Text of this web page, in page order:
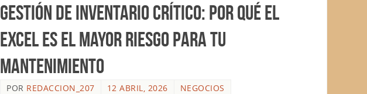
Gestión de Inventario Crítico: Por qué el
Excel es el mayor riesgo para tu
Mantenimiento
POR REDACCION_207 12 ABRIL, 2026 NEGOCIOS